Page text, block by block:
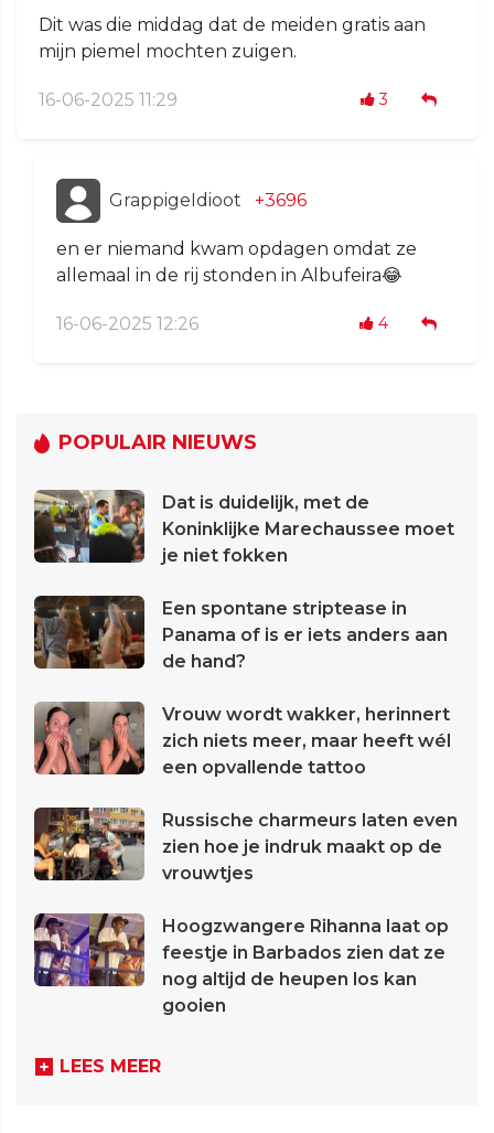
Dit was die middag dat de meiden gratis aan
mijn piemel mochten zuigen.
16-06-2025 11:29 3
GrappigeIdioot +3696
en er niemand kwam opdagen omdat ze
allemaal in de rij stonden in Albufeira😂
16-06-2025 12:26 4
POPULAIR NIEUWS
Dat is duidelijk, met de
Koninklijke Marechaussee moet
je niet fokken
Een spontane striptease in
Panama of is er iets anders aan
de hand?
Vrouw wordt wakker, herinnert
zich niets meer, maar heeft wél
een opvallende tattoo
Russische charmeurs laten even
zien hoe je indruk maakt op de
vrouwtjes
Hoogzwangere Rihanna laat op
feestje in Barbados zien dat ze
nog altijd de heupen los kan
gooien
LEES MEER